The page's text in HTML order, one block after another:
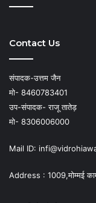
Contact Us
संपादक-उत्तम जैन
मो- 8460783401
उप-संपादक- राजू तातेड़
मो- 8306006000
Mail ID:
Address : 1009,मोम्मई